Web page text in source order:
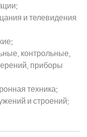
и телевидения
контрольные,
приборы
техника;
и строений;